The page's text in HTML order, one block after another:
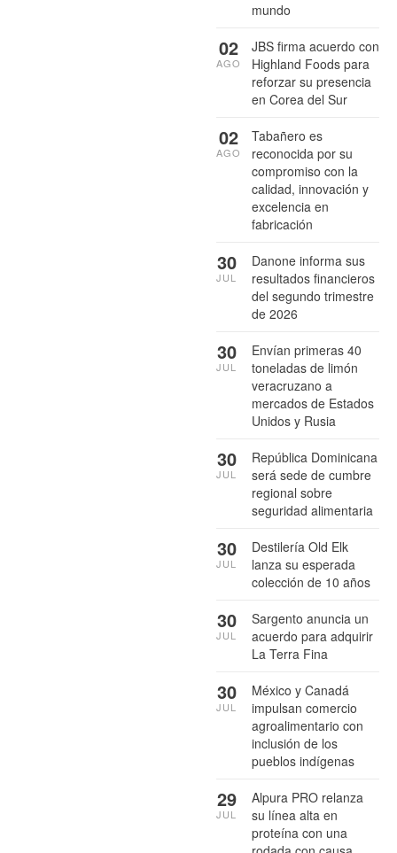
mundo
JBS firma acuerdo con
Highland Foods para
reforzar su presencia
en Corea del Sur
02
AGO
Tabañero es
reconocida por su
compromiso con la
calidad, innovación y
excelencia en
fabricación
02
AGO
Danone informa sus
resultados financieros
del segundo trimestre
de 2026
30
JUL
Envían primeras 40
toneladas de limón
veracruzano a
mercados de Estados
Unidos y Rusia
30
JUL
República Dominicana
será sede de cumbre
regional sobre
seguridad alimentaria
30
JUL
Destilería Old Elk
lanza su esperada
colección de 10 años
30
JUL
Sargento anuncia un
acuerdo para adquirir
La Terra Fina
30
JUL
México y Canadá
impulsan comercio
agroalimentario con
inclusión de los
pueblos indígenas
30
JUL
Alpura PRO relanza
su línea alta en
proteína con una
29
JUL